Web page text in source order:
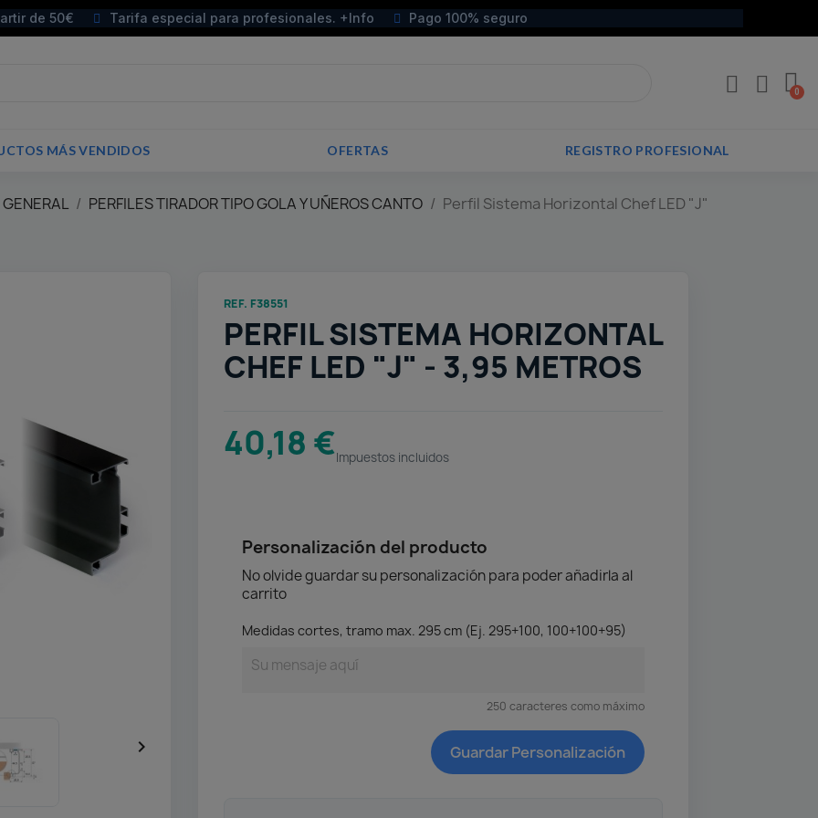
de 50€ Tarifa especial para profesionales. +Info Pago 100% seguro
MÁS VENDIDOS OFERTAS REGISTRO PROFESIONAL
PERFILES TIRADOR TIPO GOLA Y UÑEROS CANTO Perfil Sistema Horizontal Chef LED "J"

REF. F38551
PERFIL SISTEMA HORIZONTAL
CHEF LED "J" - 3,95 METROS
40,18 €Impuestos incluidos
Personalización del producto
No olvide guardar su personalización para poder añadirla al
carrito
Medidas cortes, tramo max. 295 cm (Ej. 295+100, 100+100+95)
250 caracteres como máximo
Guardar Personalización